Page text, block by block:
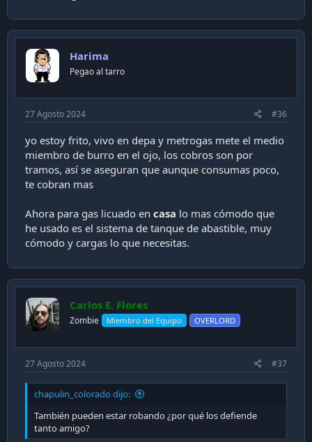
Harima
Pegao al tarro
27 Agosto 2024 #36
yo estoy frito, vivo en depa y metrogas mete el medio
miembro de burro en el ojo, los cobros son por
tramos, así se aseguran que aunque consumas poco,
te cobran mas
Ahora para gas licuado en casa lo mas cómodo que
he usado es el sistema de tanque de abastible, muy
cómodo y cargas lo que necesitas.
Carlos E. Flores
Zombie Miembro del Equipo OVERLORD
27 Agosto 2024 #37
chapulin_colorado dijo:
También pueden estar robando ¿por qué los defiende
tanto amigo?